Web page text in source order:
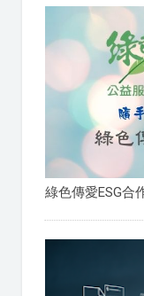
綠色傳愛ESG合